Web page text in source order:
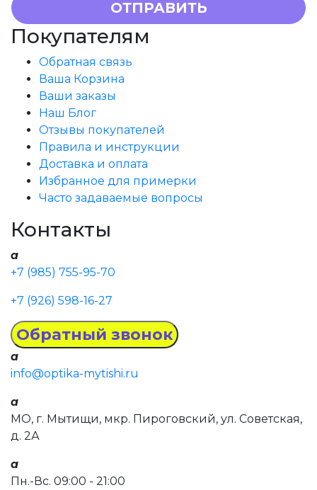
Покупателям
Обратная связь
Ваша Корзина
Ваши заказы
Наш Блог
Отзывы покупателей
Правила и инструкции
Доставка и оплата
Избранное для примерки
Часто задаваемые вопросы
Контакты
a
+7 (985) 755-95-70
+7 (926) 598-16-27
a
info@optika-mytishi.ru
a
МО, г. Мытищи, мкр. Пироговский, ул. Советская,
д. 2А
a
Пн.-Вс. 09:00 - 21:00